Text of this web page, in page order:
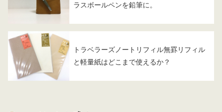
ラスボールペンを鉛筆に。
トラベラーズノートリフィル無罫リフィル
と軽量紙はどこまで使えるか？